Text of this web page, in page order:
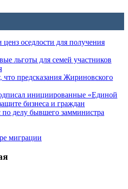
оседлости для получения
льготы для семей участников
что предсказания Жириновского
инициированные «Единой
бизнеса и граждан
по делу бывшего замминистра